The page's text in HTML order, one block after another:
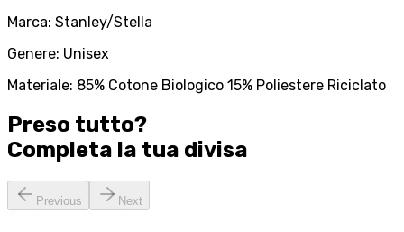
Marca: Stanley/Stella
Genere: Unisex
Materiale: 85% Cotone Biologico 15% Poliestere Riciclato
Preso tutto?
Completa la tua divisa
Previous Next